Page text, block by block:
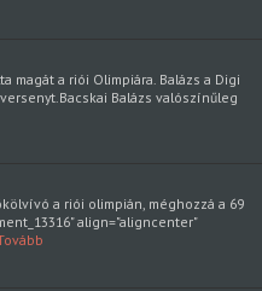
magát a riói Olimpiára. Balázs a Digi
Balázs valószínűleg
a riói olimpián, méghozzá a 69
align="aligncenter"